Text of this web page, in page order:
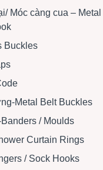
Móc càng cua – Metal
Buckles
Metal Belt Buckles
/ Moulds
Curtain Rings
/ Sock Hooks